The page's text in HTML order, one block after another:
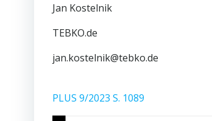
Jan Kostelnik
TEBKO.de
jan.kostelnik@tebko.de
PLUS 9/2023 S. 1089